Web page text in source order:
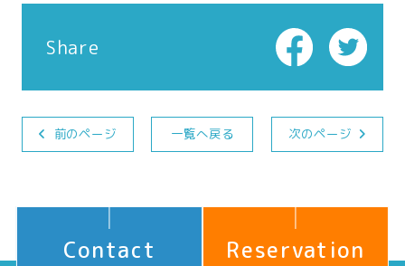
Share
前のページ 一覧へ戻る 次のページ
Contact Reservation